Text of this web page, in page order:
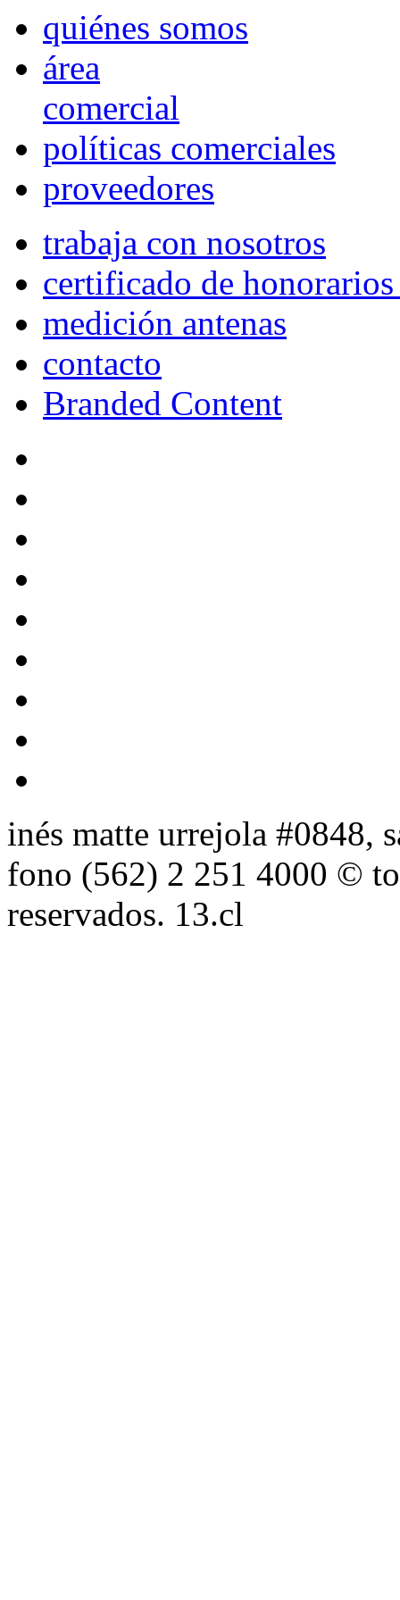
quiénes somos
área
comercial
políticas comerciales
proveedores
trabaja con nosotros
certificado de
medición antenas
contacto
Branded Content
inés matte urrejola #0848,
fono (562) 2 251 4000 ©
reservados. 13.cl